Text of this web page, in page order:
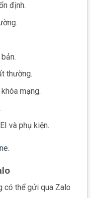
định.
thường.
mạng.
và phụ kiện.
.
có thể gửi qua Zalo